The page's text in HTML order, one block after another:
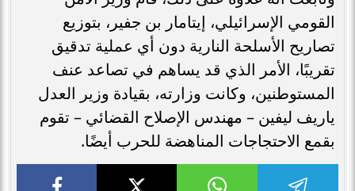
القومي الإسرائيلي، إيتامار بن جفير، بتوزيع
تصاريح الأسلحة النارية دون أي عملية تدقيق
تقريبًا، الأمر الذي قد يساهم في تصاعد عنف
المستوطنين، وكانت وزارته، بقيادة وزير العدل
ياريف ليفين – مهندس الإصلاح القضائي – تقوم
بقمع الاحتجاجات المناهضة للحرب أيضًا.